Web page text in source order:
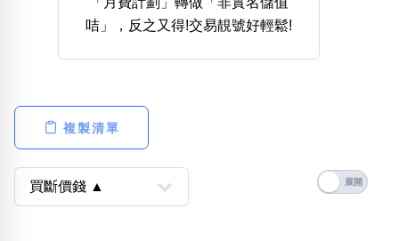
清除全部分類
高級分類 i
幸運號分類
咭」，反之又得!交易靚號好輕鬆!
複製清單